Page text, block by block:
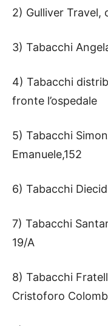
2) Gulliver Travel,
3) Tabacchi
4) Tabacchi
fronte l’ospedale
5) Tabacchi
Emanuele,152
6) Tabacchi
7) Tabacchi
19/A
8) Tabacchi
Cristoforo